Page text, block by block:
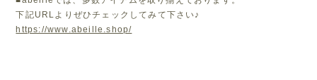
下記URLよりぜひチェックしてみて下さい♪
https://www.abeille.shop/